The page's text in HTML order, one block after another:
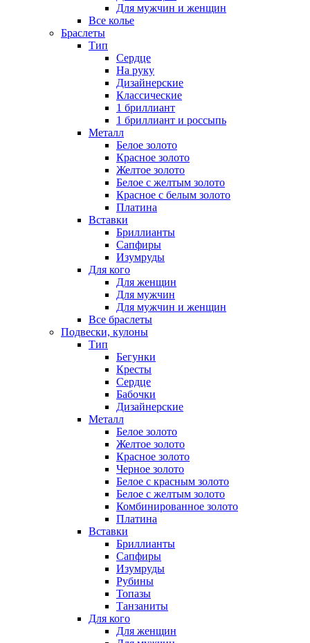
Для мужчин и женщин
Все колье
Браслеты
Тип
Сердце
На руку
Дизайнерские
Классические
1 бриллиант
1 бриллиант и россыпь
Металл
Белое золото
Красное золото
Желтое золото
Белое с желтым золото
Красное с белым золото
Платина
Вставки
Бриллианты
Сапфиры
Изумруды
Для кого
Для женщин
Для мужчин
Для мужчин и женщин
Все браслеты
Подвески, кулоны
Тип
Бегунки
Кресты
Сердце
Бабочки
Дизайнерские
Металл
Белое золото
Желтое золото
Красное золото
Черное золото
Белое с красным золото
Белое с желтым золото
Комбинированное золото
Платина
Вставки
Бриллианты
Сапфиры
Изумруды
Рубины
Топазы
Танзаниты
Для кого
Для женщин